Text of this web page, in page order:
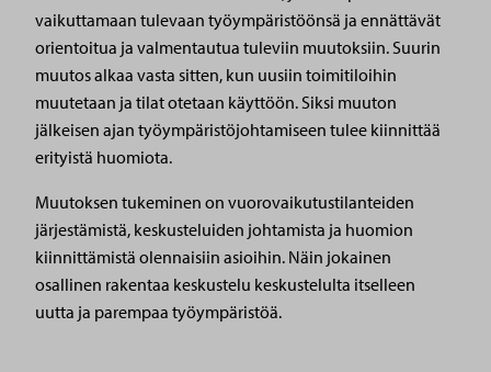
vaikuttamaan tulevaan työympäristöönsä ja ennättävät
orientoitua ja valmentautua tuleviin muutoksiin. Suurin
muutos alkaa vasta sitten, kun uusiin toimitiloihin
muutetaan ja tilat otetaan käyttöön. Siksi muuton
jälkeisen ajan työympäristöjohtamiseen tulee kiinnittää
erityistä huomiota.
Muutoksen tukeminen on vuorovaikutustilanteiden
järjestämistä, keskusteluiden johtamista ja huomion
kiinnittämistä olennaisiin asioihin. Näin jokainen
osallinen rakentaa keskustelu keskustelulta itselleen
uutta ja parempaa työympäristöä.